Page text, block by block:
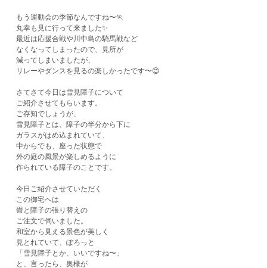
もう運動会の季節なんですね〜🏃
丸幸も見に行って来ました✨
最近は応援合戦や川中島の騎馬戦など
なくなってしまったので、見所が
減ってしまいましたが、
リレーやダンスを見るの楽しかったです〜😊
さてさて今日は雪見障子について
ご紹介させてもらいます。
ご存知でしょうが、
雪見障子とは、障子の半分から下に
ガラスがはめ込まれていて、
中からでも、座った状態で
外の庭の風景が楽しめるように
作られている障子のことです。
今日ご紹介させていただく
この御宅へは
畳と障子の張り替えの
ご注文で伺いました。
和室から見える景色が美しく
見とれていて、ぽろっと
「雪見障子とか、いいですね〜」
と、言ったら、奥様が